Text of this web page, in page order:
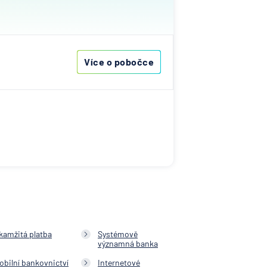
-
Více o pobočce
platba
Systémově
významná banka
bankovnictví
Internetové